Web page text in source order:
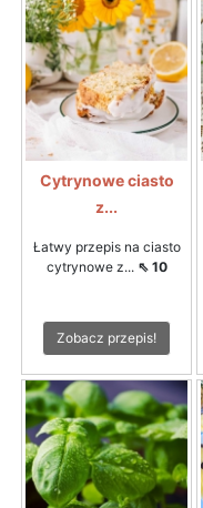
Cytrynowe ciasto
z...
Łatwy przepis na ciasto
cytrynowe z... ⇖ 10
Zobacz przepis!